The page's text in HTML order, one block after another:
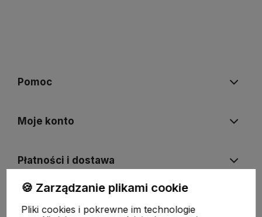
Pomoc
Moje konto
Płatności i dostawa
🍪 Zarządzanie plikami cookie
Pliki cookies i pokrewne im technologie